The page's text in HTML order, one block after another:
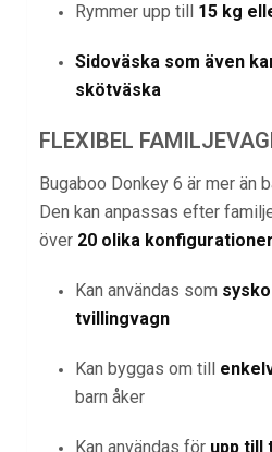
Rymmer upp till 15 kg
Sidoväska som även
skötväska
FLEXIBEL
Bugaboo Donkey 6 är mer än
Den kan anpassas efter
över 20 olika konfigurationer
Kan användas som
tvillingvagn
Kan byggas om till
barn åker
Kan användas för upp till